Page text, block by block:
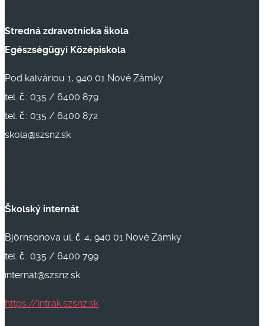
Stredná zdravotnícka škola
Egészségügyi Középiskola
Pod kalváriou 1, 940 01 Nové Zámky
tel. č.: 035 / 6400 879
tel. č.: 035 / 6400 872
skola@szsnz.sk
Školský internát
Björnsonova ul. č. 4, 940 01 Nové Zámky
tel. č.: 035 / 6400 799
internat@szsnz.sk
https://intrak.szsnz.sk